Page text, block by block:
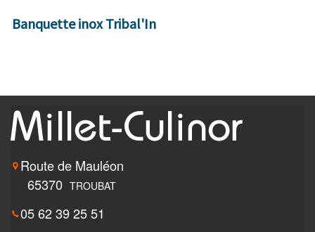
Banquette inox Tribal'In
Route de Mauléon
65370 TROUBAT
05 62 39 25 51